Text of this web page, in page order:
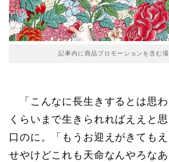
記事内に商品プロモーションを含む
「こんなに長生きするとは思
くらいまで生きられればええと
口のに。「もうお迎えがきてもえ
せやけどこれも天命なんやろなあ